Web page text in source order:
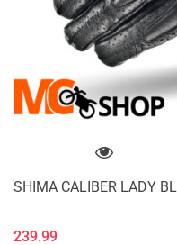
SHIMA CALIBER LADY
239.99